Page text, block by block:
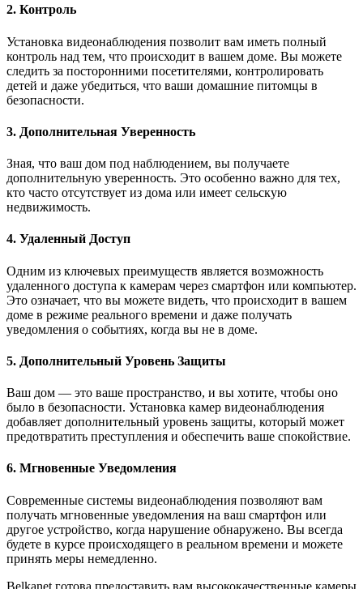
2. Контроль
Установка видеонаблюдения позволит вам иметь полный
контроль над тем, что происходит в вашем доме. Вы можете
следить за посторонними посетителями, контролировать
детей и даже убедиться, что ваши домашние питомцы в
безопасности.
3. Дополнительная Уверенность
Зная, что ваш дом под наблюдением, вы получаете
дополнительную уверенность. Это особенно важно для тех,
кто часто отсутствует из дома или имеет сельскую
недвижимость.
4. Удаленный Доступ
Одним из ключевых преимуществ является возможность
удаленного доступа к камерам через смартфон или компьютер.
Это означает, что вы можете видеть, что происходит в вашем
доме в режиме реального времени и даже получать
уведомления о событиях, когда вы не в доме.
5. Дополнительный Уровень Защиты
Ваш дом — это ваше пространство, и вы хотите, чтобы оно
было в безопасности. Установка камер видеонаблюдения
добавляет дополнительный уровень защиты, который может
предотвратить преступления и обеспечить ваше спокойствие.
6. Мгновенные Уведомления
Современные системы видеонаблюдения позволяют вам
получать мгновенные уведомления на ваш смартфон или
другое устройство, когда нарушение обнаружено. Вы всегда
будете в курсе происходящего в реальном времени и можете
принять меры немедленно.
Belkanet готова предоставить вам высококачественные камеры